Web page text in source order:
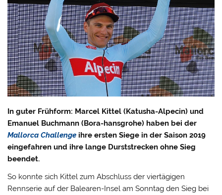
In guter Frühform: Marcel Kittel (Katusha-Alpecin) und
Emanuel Buchmann (Bora-hansgrohe) haben bei der
Mallorca Challenge ihre ersten Siege in der Saison 2019
eingefahren und ihre lange Durststrecken ohne Sieg
beendet.
So konnte sich Kittel zum Abschluss der viertägigen
Rennserie auf der Balearen-Insel am Sonntag den Sieg bei